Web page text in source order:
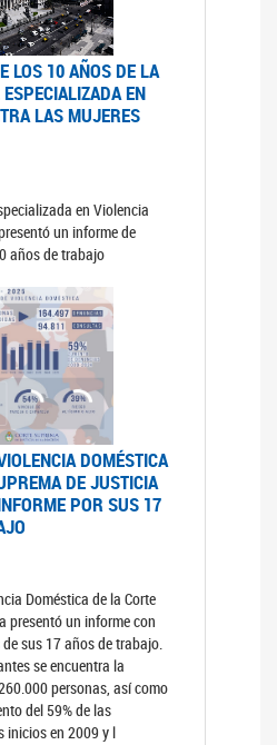
LOS 10 AÑOS DE LA
EN
LAS MUJERES
en Violencia
un informe de
años de trabajo
DOMÉSTICA
DE JUSTICIA
POR SUS 17
Doméstica de la Corte
presentó un informe con
sus 17 años de trabajo.
se encuentra la
personas, así como
del 59% de las
inicios en 2009 y l